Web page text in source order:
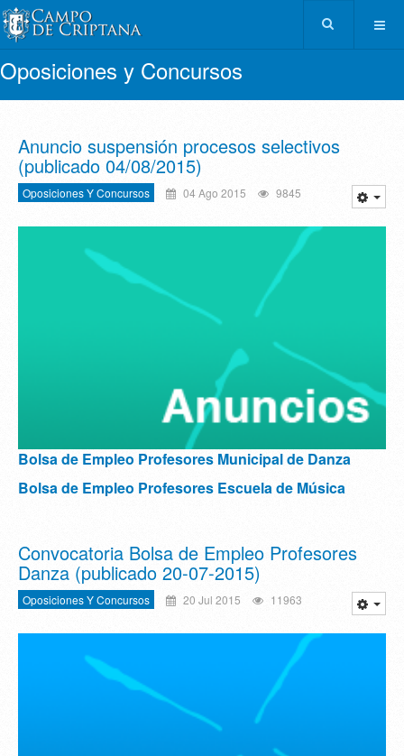
Oposiciones y Concursos
Anuncio suspensión procesos selectivos
(publicado 04/08/2015)
Oposiciones Y Concursos 04 Ago 2015 9845
Bolsa de Empleo Profesores Municipal de Danza
Bolsa de Empleo Profesores Escuela de Música
Convocatoria Bolsa de Empleo Profesores
Danza (publicado 20-07-2015)
Oposiciones Y Concursos 20 Jul 2015 11963